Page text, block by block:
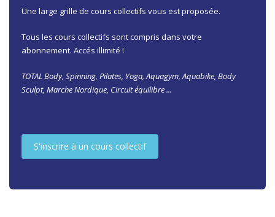
Une large grille de cours collectifs vous est proposée.
Tous les cours collectifs sont compris dans votre
abonnement. Accés illimité !
TOTAL Body, Spinning, Pilates, Yoga, Aquagym, Aquabike, Body
Sculpt, Marche Nordique, Circuit équilibre ...
S'inscrire à un cours collectif